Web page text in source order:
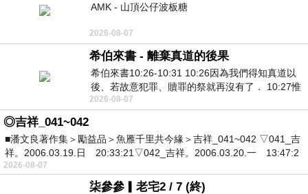
AMK - 山頂公仔波板糖
2026-08-07
希伯來書 - 離棄真道的後果
希伯來書10:26-10:31 10:26因為我們得知真道以
後、若故意犯罪、贖罪的祭就再沒有了． 10:27惟
有戰懼等候審判和那燒滅眾敵人的烈火
2026-08-07
◎吉祥_041~042
■潘文良著作集＞勵益品＞魚雁千里共今緣＞吉祥_041~042 ▽041_吉
祥。2006.03.19.日 20:33:21▽042_吉祥。2006.03.20.一 13:47:2
2026-08-07
柒參參▎老宅2 / 7 (終)